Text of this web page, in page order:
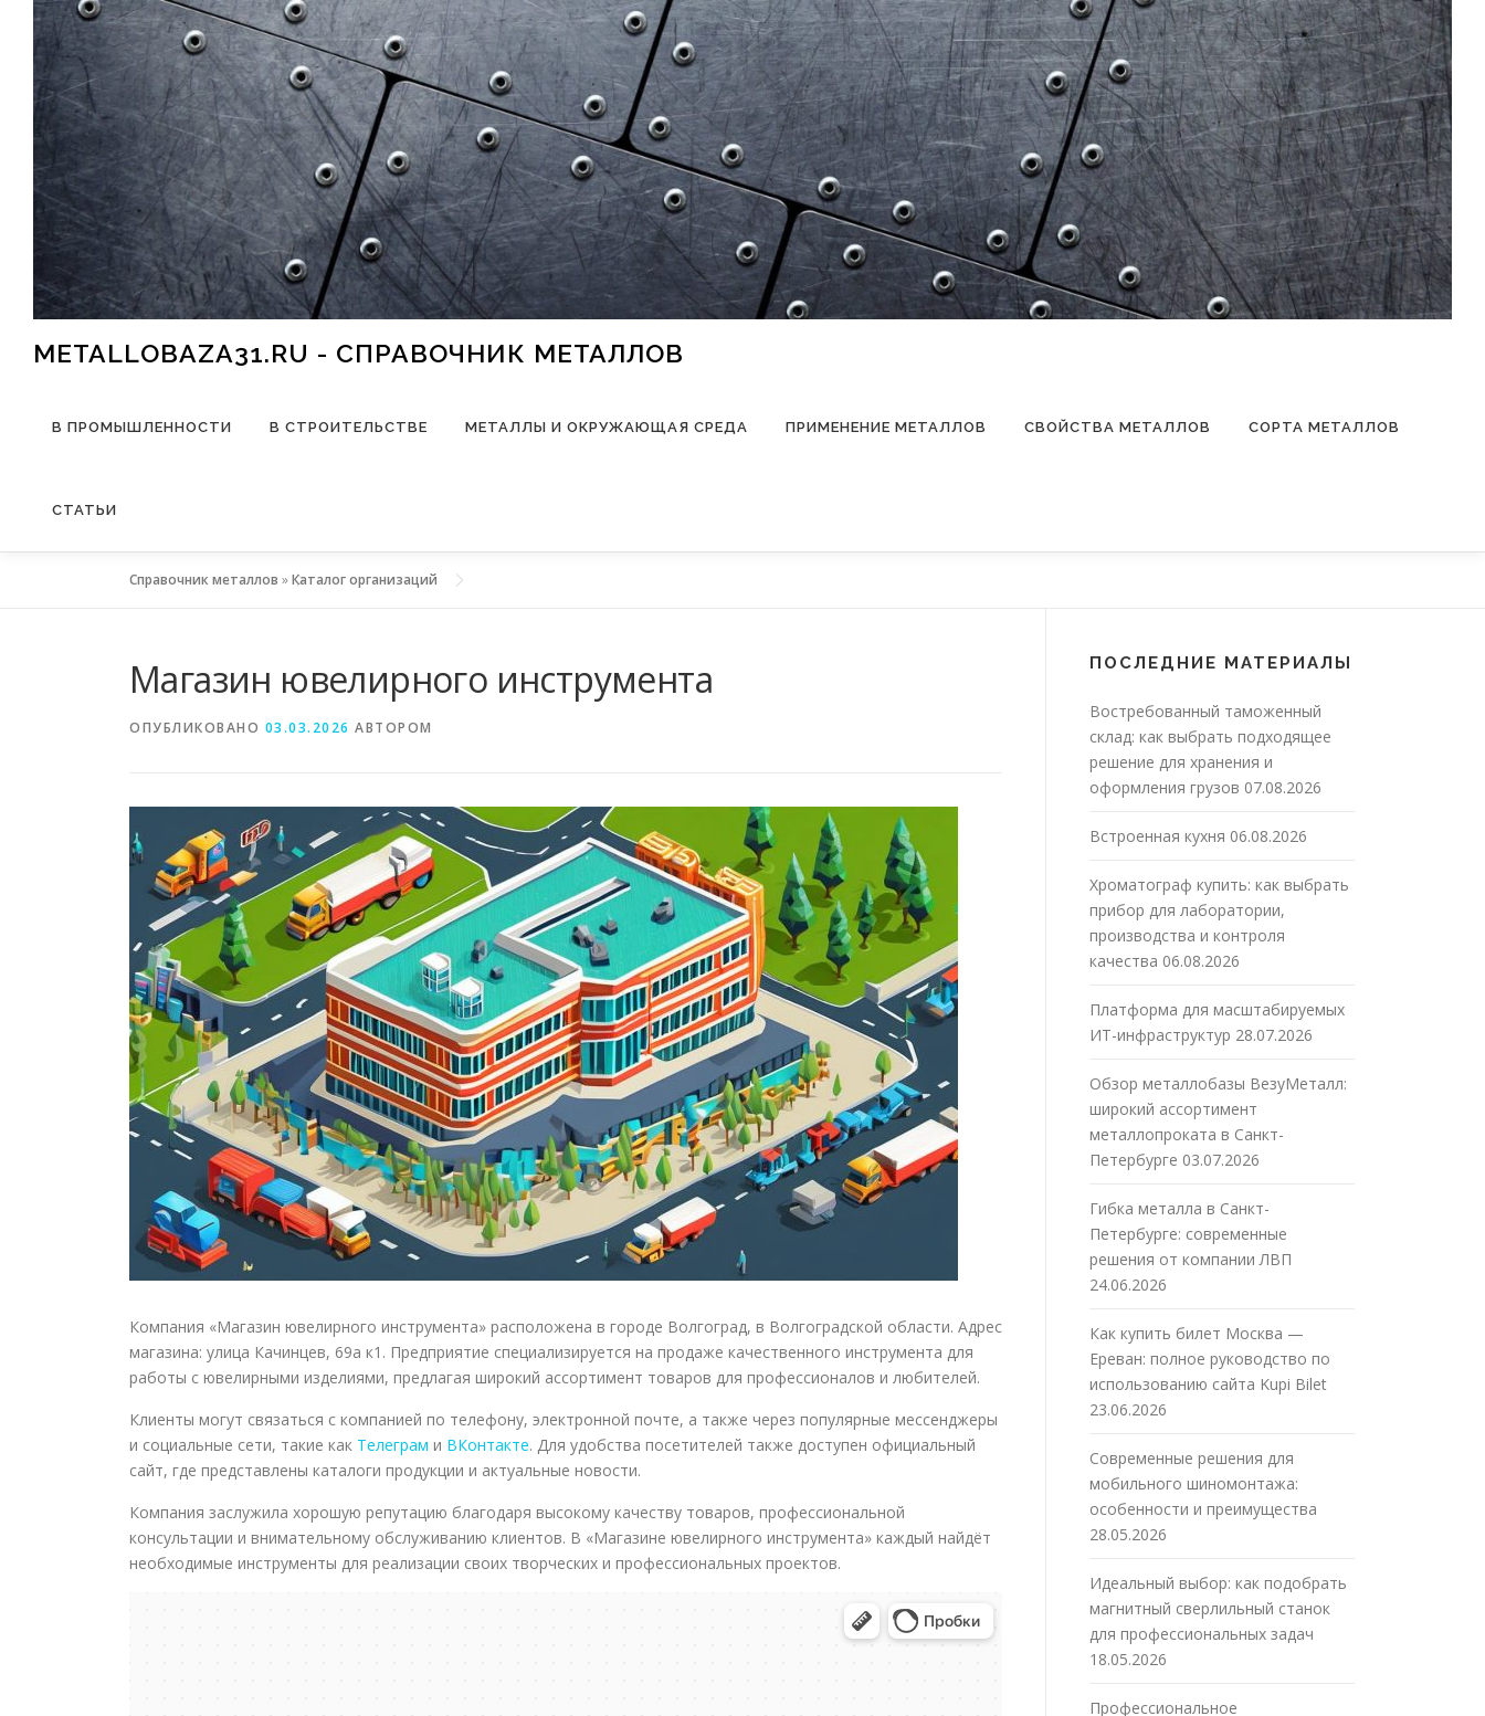
Перейти к содержимому
METALLOBAZA31.RU - СПРАВОЧНИК МЕТАЛЛОВ
В ПРОМЫШЛЕННОСТИ В СТРОИТЕЛЬСТВЕ МЕТАЛЛЫ И ОКРУЖАЮЩАЯ СРЕДА ПРИМЕНЕНИЕ МЕТАЛЛОВ СВОЙСТВА МЕТАЛЛОВ СОРТА МЕТАЛЛОВ
СТАТЬИ
Справочник металлов »Каталог организаций
Магазин ювелирного инструмента
ОПУБЛИКОВАНО 03.03.2026 АВТОРОМ
Компания «Магазин ювелирного инструмента» расположена в городе Волгоград, в Волгоградской области. Адрес
магазина: улица Качинцев, 69а к1. Предприятие специализируется на продаже качественного инструмента для
работы с ювелирными изделиями, предлагая широкий ассортимент товаров для профессионалов и любителей.
Клиенты могут связаться с компанией по телефону, электронной почте, а также через популярные мессенджеры
и социальные сети, такие как Телеграм и ВКонтакте. Для удобства посетителей также доступен официальный
сайт, где представлены каталоги продукции и актуальные новости.
Компания заслужила хорошую репутацию благодаря высокому качеству товаров, профессиональной
консультации и внимательному обслуживанию клиентов. В «Магазине ювелирного инструмента» каждый найдёт
необходимые инструменты для реализации своих творческих и профессиональных проектов.
ПОСЛЕДНИЕ МАТЕРИАЛЫ
Востребованный таможенный
склад: как выбрать подходящее
решение для хранения и
оформления грузов 07.08.2026
Встроенная кухня 06.08.2026
Хроматограф купить: как выбрать
прибор для лаборатории,
производства и контроля
качества 06.08.2026
Платформа для масштабируемых
ИТ-инфраструктур 28.07.2026
Обзор металлобазы ВезуМеталл:
широкий ассортимент
металлопроката в Санкт-
Петербурге 03.07.2026
Гибка металла в Санкт-
Петербурге: современные
решения от компании ЛВП
24.06.2026
Как купить билет Москва —
Ереван: полное руководство по
использованию сайта Kupi Bilet
23.06.2026
Современные решения для
мобильного шиномонтажа:
особенности и преимущества
28.05.2026
Идеальный выбор: как подобрать
магнитный сверлильный станок
для профессиональных задач
18.05.2026
Профессиональное